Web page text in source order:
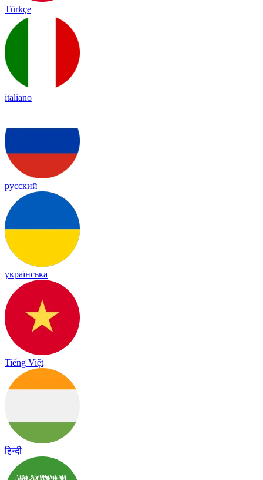
Türkçe
italiano
русский
українська
Tiếng Việt
हिन्दी